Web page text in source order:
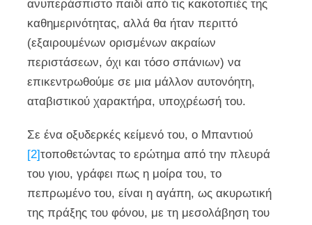
ανυπεράσπιστο παιδί από τις κακοτοπιές της
καθημερινότητας, αλλά θα ήταν περιττό
(εξαιρουμένων ορισμένων ακραίων
περιστάσεων, όχι και τόσο σπάνιων) να
επικεντρωθούμε σε μια μάλλον αυτονόητη,
αταβιστικού χαρακτήρα, υποχρέωσή του.
Σε ένα οξυδερκές κείμενό του, ο Μπαντιού
[2]τοποθετώντας το ερώτημα από την πλευρά
του γιου, γράφει πως η μοίρα του, το
πεπρωμένο του, είναι η αγάπη, ως ακυρωτική
της πράξης του φόνου, με τη μεσολάβηση του